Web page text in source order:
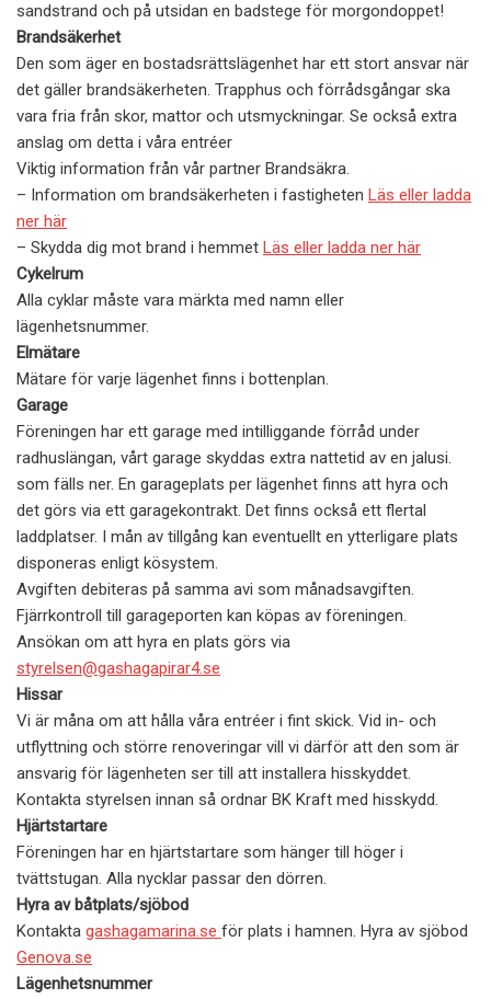
sandstrand och på utsidan en badstege för morgondoppet!
Brandsäkerhet
Den som äger en bostadsrättslägenhet har ett stort ansvar när
det gäller brandsäkerheten. Trapphus och förrådsgångar ska
vara fria från skor, mattor och utsmyckningar. Se också extra
anslag om detta i våra entréer
Viktig information från vår partner Brandsäkra.
– Information om brandsäkerheten i fastigheten Läs eller ladda
ner här
– Skydda dig mot brand i hemmet Läs eller ladda ner här
Cykelrum
Alla cyklar måste vara märkta med namn eller
lägenhetsnummer.
Elmätare
Mätare för varje lägenhet finns i bottenplan.
Garage
Föreningen har ett garage med intilliggande förråd under
radhuslängan, vårt garage skyddas extra nattetid av en jalusi.
som fälls ner. En garageplats per lägenhet finns att hyra och
det görs via ett garagekontrakt. Det finns också ett flertal
laddplatser. I mån av tillgång kan eventuellt en ytterligare plats
disponeras enligt kösystem.
Avgiften debiteras på samma avi som månadsavgiften.
Fjärrkontroll till garageporten kan köpas av föreningen.
Ansökan om att hyra en plats görs via
styrelsen@gashagapirar4.se
Hissar
Vi är måna om att hålla våra entréer i fint skick. Vid in- och
utflyttning och större renoveringar vill vi därför att den som är
ansvarig för lägenheten ser till att installera hisskyddet.
Kontakta styrelsen innan så ordnar BK Kraft med hisskydd.
Hjärtstartare
Föreningen har en hjärtstartare som hänger till höger i
tvättstugan. Alla nycklar passar den dörren.
Hyra av båtplats/sjöbod
Kontakta gashagamarina.se för plats i hamnen. Hyra av sjöbod
Genova.se
Lägenhetsnummer